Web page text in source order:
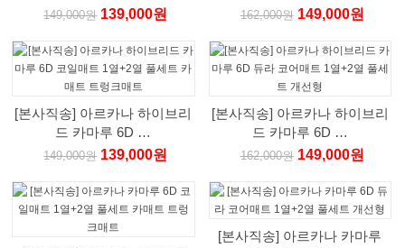
149,000원 139,000원 162,000원149,000원
[본사직송] 아르카나 하이브리
드 카마루 6D …
149,000원 139,000원
[본사직송] 아르카나 하이브리
드 카마루 6D …
162,000원149,000원
[본사직송] 아르카나 카마루